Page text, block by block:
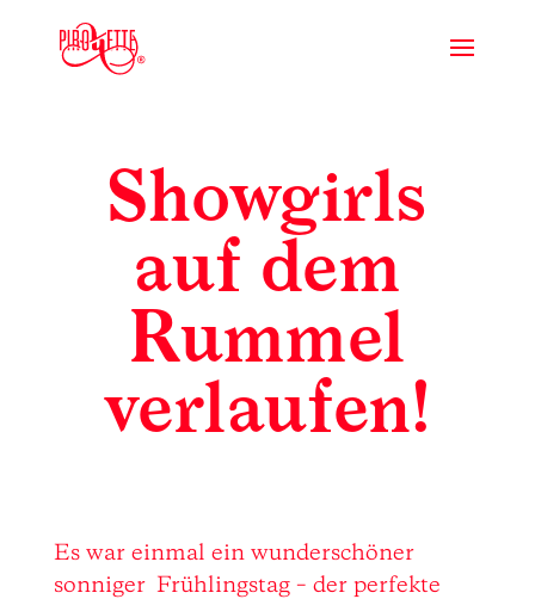
Showgirls
auf dem
Rummel
verlaufen!
Es war einmal ein wunderschöner
sonniger Frühlingstag – der perfekte